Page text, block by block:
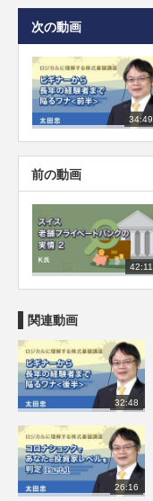
次の動画
34:49
前の動画
42:11
関連動画
32:48
26:16